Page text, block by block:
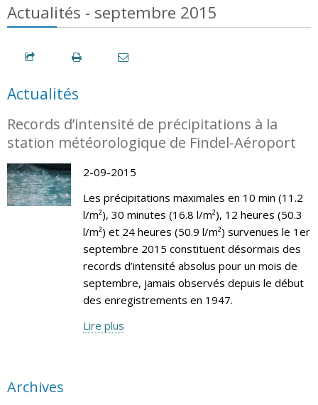
Actualités - septembre 2015
Actualités
Records d’intensité de précipitations à la
station météorologique de Findel-Aéroport
2-09-2015
Les précipitations maximales en 10 min (11.2
l/m²), 30 minutes (16.8 l/m²), 12 heures (50.3
l/m²) et 24 heures (50.9 l/m²) survenues le 1er
septembre 2015 constituent désormais des
records d’intensité absolus pour un mois de
septembre, jamais observés depuis le début
des enregistrements en 1947.
Lire plus
Archives